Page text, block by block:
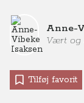
Anne-
Vært og
Tilføj favorit